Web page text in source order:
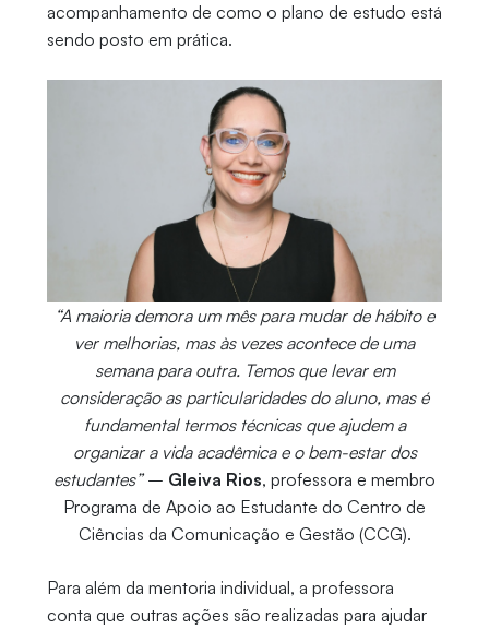
acompanhamento de como o plano de estudo está
sendo posto em prática.
“A maioria demora um mês para mudar de hábito e
ver melhorias, mas às vezes acontece de uma
semana para outra. Temos que levar em
consideração as particularidades do aluno, mas é
fundamental termos técnicas que ajudem a
organizar a vida acadêmica e o bem-estar dos
estudantes”– Gleiva Rios, professora e membro
Programa de Apoio ao Estudante do Centro de
Ciências da Comunicação e Gestão (CCG).
Para além da mentoria individual, a professora
conta que outras ações são realizadas para ajudar